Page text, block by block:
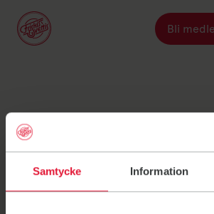
Samtycke Information
Bli
Länk till: Träningsställen
Träningsställen
Länk till: Event & kurser
Event & kurser
Länk till: Inspiration
Jönköping,
Vetlanda